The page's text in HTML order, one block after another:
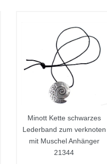
Minott Kette schwarzes
Lederband zum verknoten
mit Muschel Anhänger
21344